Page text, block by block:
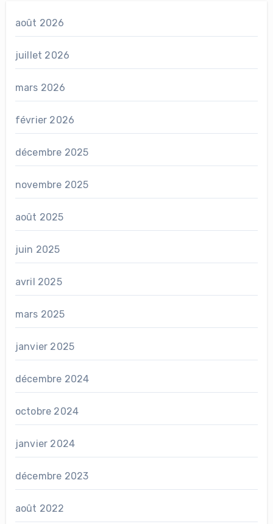
août 2026
juillet 2026
mars 2026
février 2026
décembre 2025
novembre 2025
août 2025
juin 2025
avril 2025
mars 2025
janvier 2025
décembre 2024
octobre 2024
janvier 2024
décembre 2023
août 2022